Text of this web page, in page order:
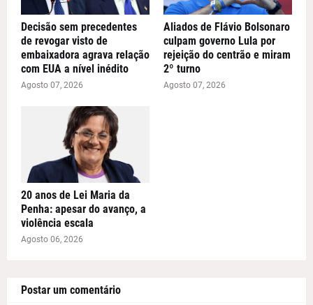
Decisão sem precedentes
de revogar visto de
embaixadora agrava relação
com EUA a nível inédito
Agosto 07, 2026
Aliados de Flávio Bolsonaro
culpam governo Lula por
rejeição do centrão e miram
2º turno
Agosto 07, 2026
20 anos de Lei Maria da
Penha: apesar do avanço, a
violência escala
Agosto 06, 2026
Postar um comentário